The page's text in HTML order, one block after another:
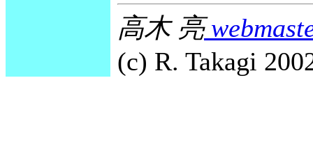
高木 亮
(c) R. Takagi